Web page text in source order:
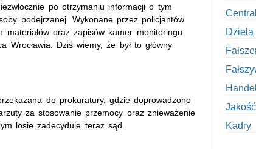
po otrzymaniu informacji o tym
podejrzanej. Wykonane przez policjantów
oraz zapisów kamer monitoringu
Wrocławia. Dziś wiemy, że był to główny
do prokuratury, gdzie doprowadzono
za stosowanie przemocy oraz znieważenie
losie zadecyduje teraz sąd.
Kadry